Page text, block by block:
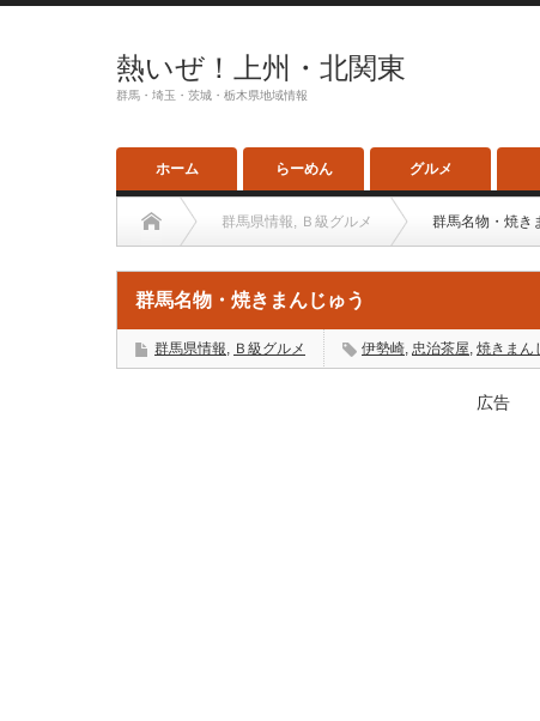
熱いぜ！上州・北関東
群馬・埼玉・茨城・栃木県地域情報
ホーム らーめん グルメ
群馬県情報, Ｂ級グルメ 群馬名物・焼き
群馬名物・焼きまんじゅう
群馬県情報, Ｂ級グルメ 伊勢崎, 忠治茶屋, 焼きまん
広告